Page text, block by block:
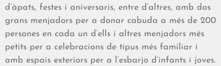
d’àpats, festes i aniversaris, entre d’altres, amb dos
grans menjadors per a donar cabuda a més de 200
persones en cada un d’ells i altres menjadors més
petits per a celebracions de tipus més familiar i
amb espais exteriors per a l’esbarjo d’infants i joves.